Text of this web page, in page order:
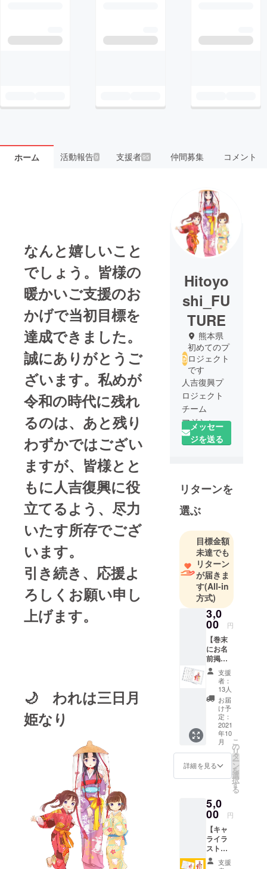
ホーム 活動報告9 支援者95 仲間募集 コメント
なんと嬉しいこと
でしょう。皆様の
暖かいご支援のお
かげで当初目標を
達成できました。
誠にありがとうご
ざいます。私めが
令和の時代に残れ
るのは、あと残り
わずかではござい
ますが、皆様とと
もに人吉復興に役
立てるよう、尽力
いたす所存でござ
います。
引き続き、応援よ
ろしくお願い申し
上げます。
🌙 われは三日月
姫なり
Hitoyo
shi_FU
TURE
熊本県
初めてのプ
ロジェクト
です
人吉復興プ
ロジェクト
チーム
マジシャン
／KiLaが、
豪雨災害や
人吉の復興
うと、漫画
多くの仲間
と立ち上げ
たプロジェ
クトです。
この漫画を
読んで、将
来人吉にく
る理由の一
つになれば
という思い
から始まり
ました。応
援よろしく
お願いしま
メッセー
ジを送る
リターンを
選ぶ
目標金額
未達でも
リターン
が届きま
す(All-in
方式)
3,0
00 円
【巻末
にお名
前掲
載、応
援団
コー
ス】 ／
巻末に
お名前
リスト
を掲載
しま
す。
掲載す
るお名
前は
ネーム
も可能
です。
ご希望
表示名
を必ず
備考欄
支援
者：
13人
お届
け予
定：
2021
年10
月
詳細を見る
こ
の
リ
タ
ー
ン
を
選
択
す
る
5,0
00 円
【キャ
ライラ
スト
PDF支援